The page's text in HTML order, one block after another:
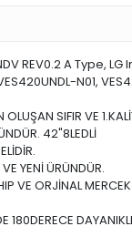
REV0.2 A Type, LG
N01,
SIFIR VE
42"8LEDLİ
YENİ ÜRÜNDÜR.
VE ORJİNAL
180DERECE